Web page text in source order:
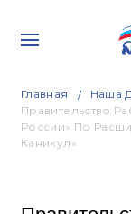
Главная Наша
Правительство
России» По
Каникул»